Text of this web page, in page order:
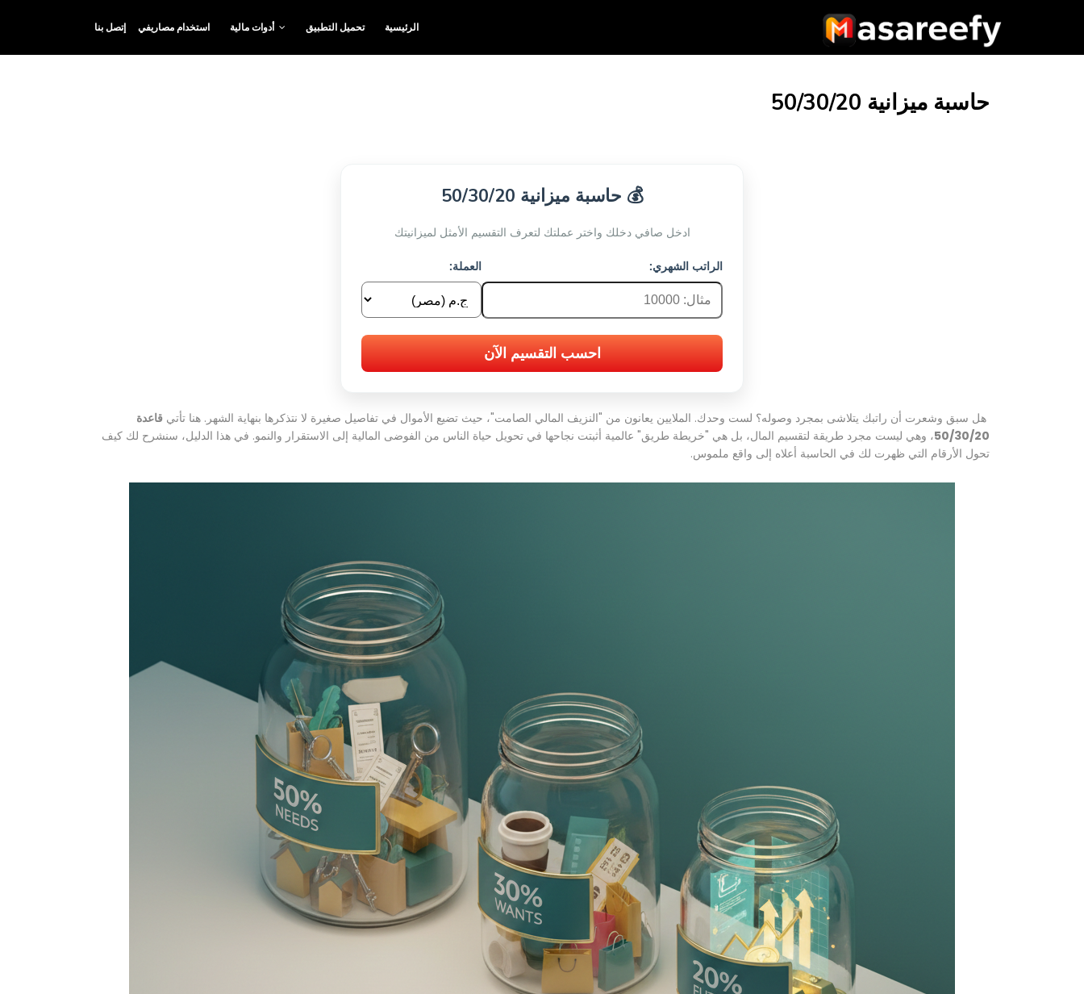
الرئيسية تحميل التطبيق أدوات مالية استخدام مصاريفي إتصل بنا
حاسبة ميزانية 50/30/20
💰 حاسبة ميزانية 50/30/20
ادخل صافي دخلك واختر عملتك لتعرف التقسيم الأمثل لميزانيتك
الراتب الشهري: العملة:
احسب التقسيم الآن
هل سبق وشعرت أن راتبك يتلاشى بمجرد وصوله؟ لست وحدك. الملايين يعانون من "النزيف المالي الصامت"، حيث تضيع الأموال في تفاصيل صغيرة لا نتذكرها بنهاية الشهر. هنا تأتي قاعدة
50/30/20، وهي ليست مجرد طريقة لتقسيم المال، بل هي "خريطة طريق" عالمية أثبتت نجاحها في تحويل حياة الناس من الفوضى المالية إلى الاستقرار والنمو. في هذا الدليل، سنشرح لك كيف
تحول الأرقام التي ظهرت لك في الحاسبة أعلاه إلى واقع ملموس.